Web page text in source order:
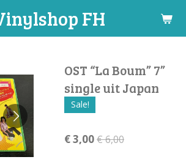
FH
OST “La Boum” 7”
single uit Japan
Sale!
€ 3,00€ 6,00